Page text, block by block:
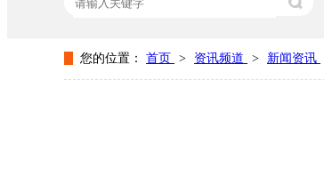
热门关键词： 纸盒包装厂家 纸盒包装设计
您的位置： 首页 > 资讯频道 > 新闻资讯